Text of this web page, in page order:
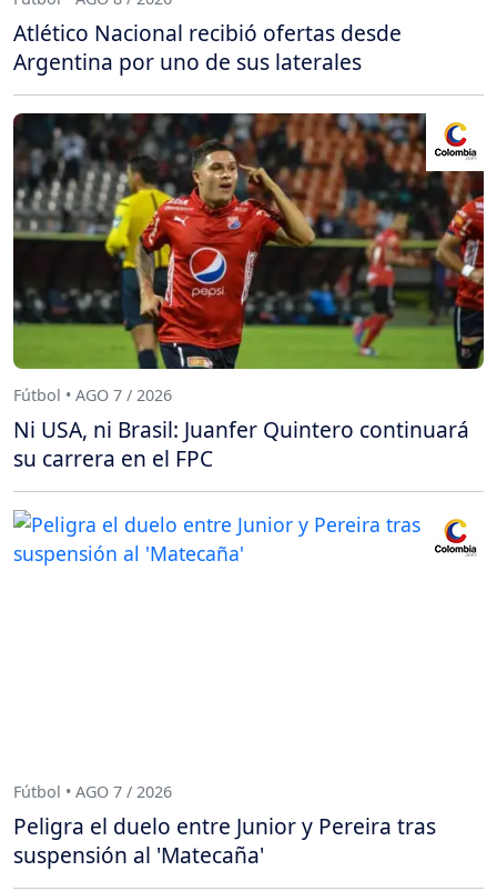
Atlético Nacional recibió ofertas desde
Argentina por uno de sus laterales
Fútbol • AGO 7 / 2026
Ni USA, ni Brasil: Juanfer Quintero continuará
su carrera en el FPC
Fútbol • AGO 7 / 2026
Peligra el duelo entre Junior y Pereira tras
suspensión al 'Matecaña'